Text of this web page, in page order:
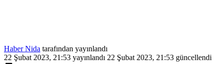
Haber Nida tarafından yayınlandı
22 Şubat 2023, 21:53 yayınlandı 22 Şubat 2023, 21:53 güncellendi